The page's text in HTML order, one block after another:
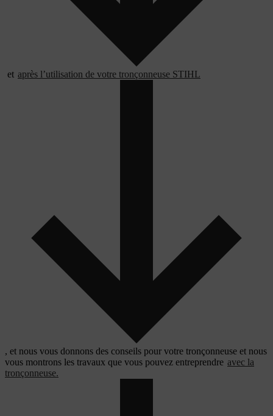
et après l’utilisation de votre tronçonneuse STIHL
, et nous vous donnons des conseils pour votre tronçonneuse et nous
vous montrons les travaux que vous pouvez entreprendre avec la
tronçonneuse.